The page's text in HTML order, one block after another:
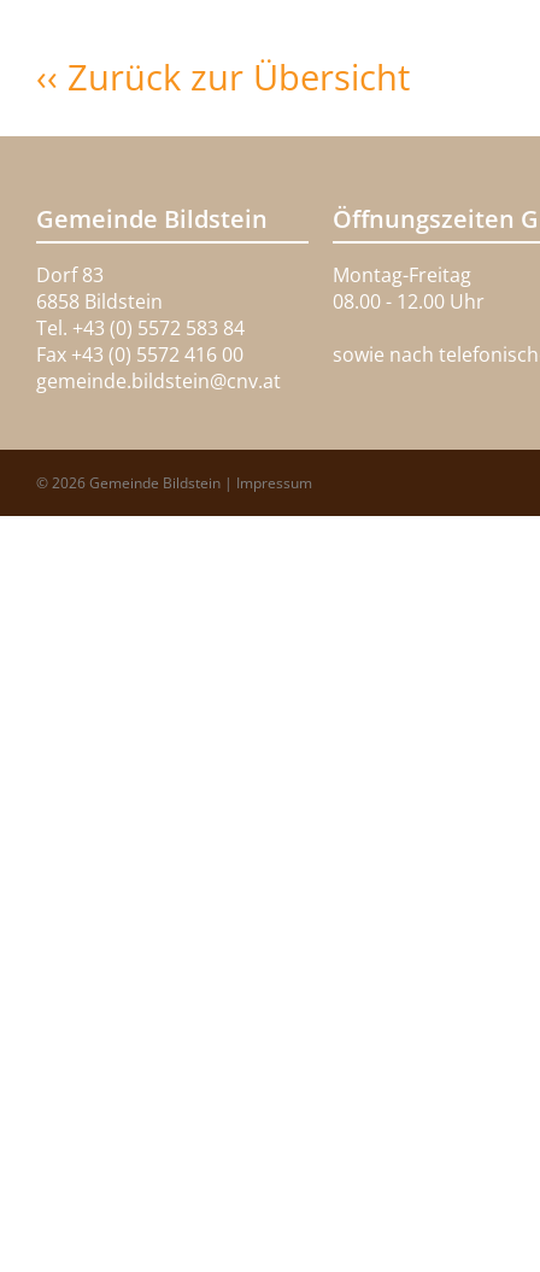
‹‹ Zurück zur Übersicht
Gemeinde Bildstein
Dorf 83
6858 Bildstein
Tel. +43 (0) 5572 583 84
Fax +43 (0) 5572 416 00
gemeinde.bildstein@cnv.at
Öffnungszeiten
Montag-Freitag
08.00 - 12.00 Uhr
sowie nach
© 2026 Gemeinde Bildstein | Impressum